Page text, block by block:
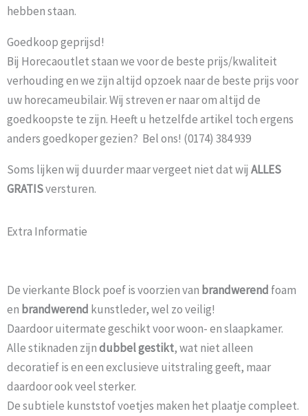
hebben staan.
Goedkoop geprijsd!
Bij Horecaoutlet staan we voor de beste prijs/kwaliteit
verhouding en we zijn altijd opzoek naar de beste prijs voor
uw horecameubilair. Wij streven er naar om altijd de
goedkoopste te zijn. Heeft u hetzelfde artikel toch ergens
anders goedkoper gezien? Bel ons! (0174) 384 939
Soms lijken wij duurder maar vergeet niet dat wij ALLES
GRATISversturen.
Extra Informatie
De vierkante Block poef is voorzien van brandwerend foam
en brandwerend kunstleder, wel zo veilig!
Daardoor uitermate geschikt voor woon- en slaapkamer.
Alle stiknaden zijndubbel gestikt, wat niet alleen
decoratief is en een exclusieve uitstraling geeft, maar
daardoor ook veel sterker.
De subtiele kunststof voetjes maken het plaatje compleet.